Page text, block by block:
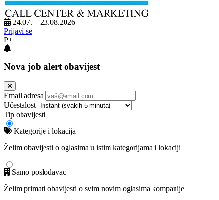
24.07. – 23.08.2026
Prijavi se
P+
Nova job alert obavijest
Email adresa
Učestalost
Tip obavijesti
Kategorije i lokacija
Želim obavijesti o oglasima u istim kategorijama i lokaciji
Samo poslodavac
Želim primati obavijesti o svim novim oglasima kompanije